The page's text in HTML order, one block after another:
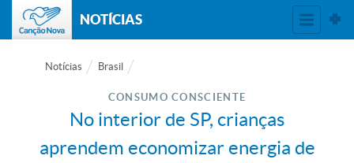
NOTÍCIAS
Notícias Brasil
CONSUMO CONSCIENTE
No interior de SP, crianças
aprendem economizar energia de